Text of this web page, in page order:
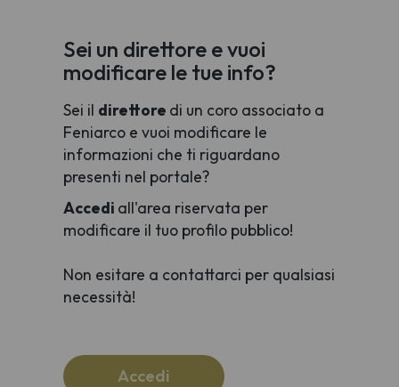
Sei un direttore e vuoi
modificare le tue info?
Sei il direttore di un coro associato a
Feniarco e vuoi modificare le
informazioni che ti riguardano
presenti nel portale?
Accedi all'area riservata per
modificare il tuo profilo pubblico!
Non esitare a contattarci per qualsiasi
necessità!
Accedi